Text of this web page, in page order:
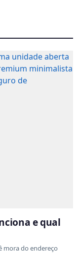
e qual
mora do endereço